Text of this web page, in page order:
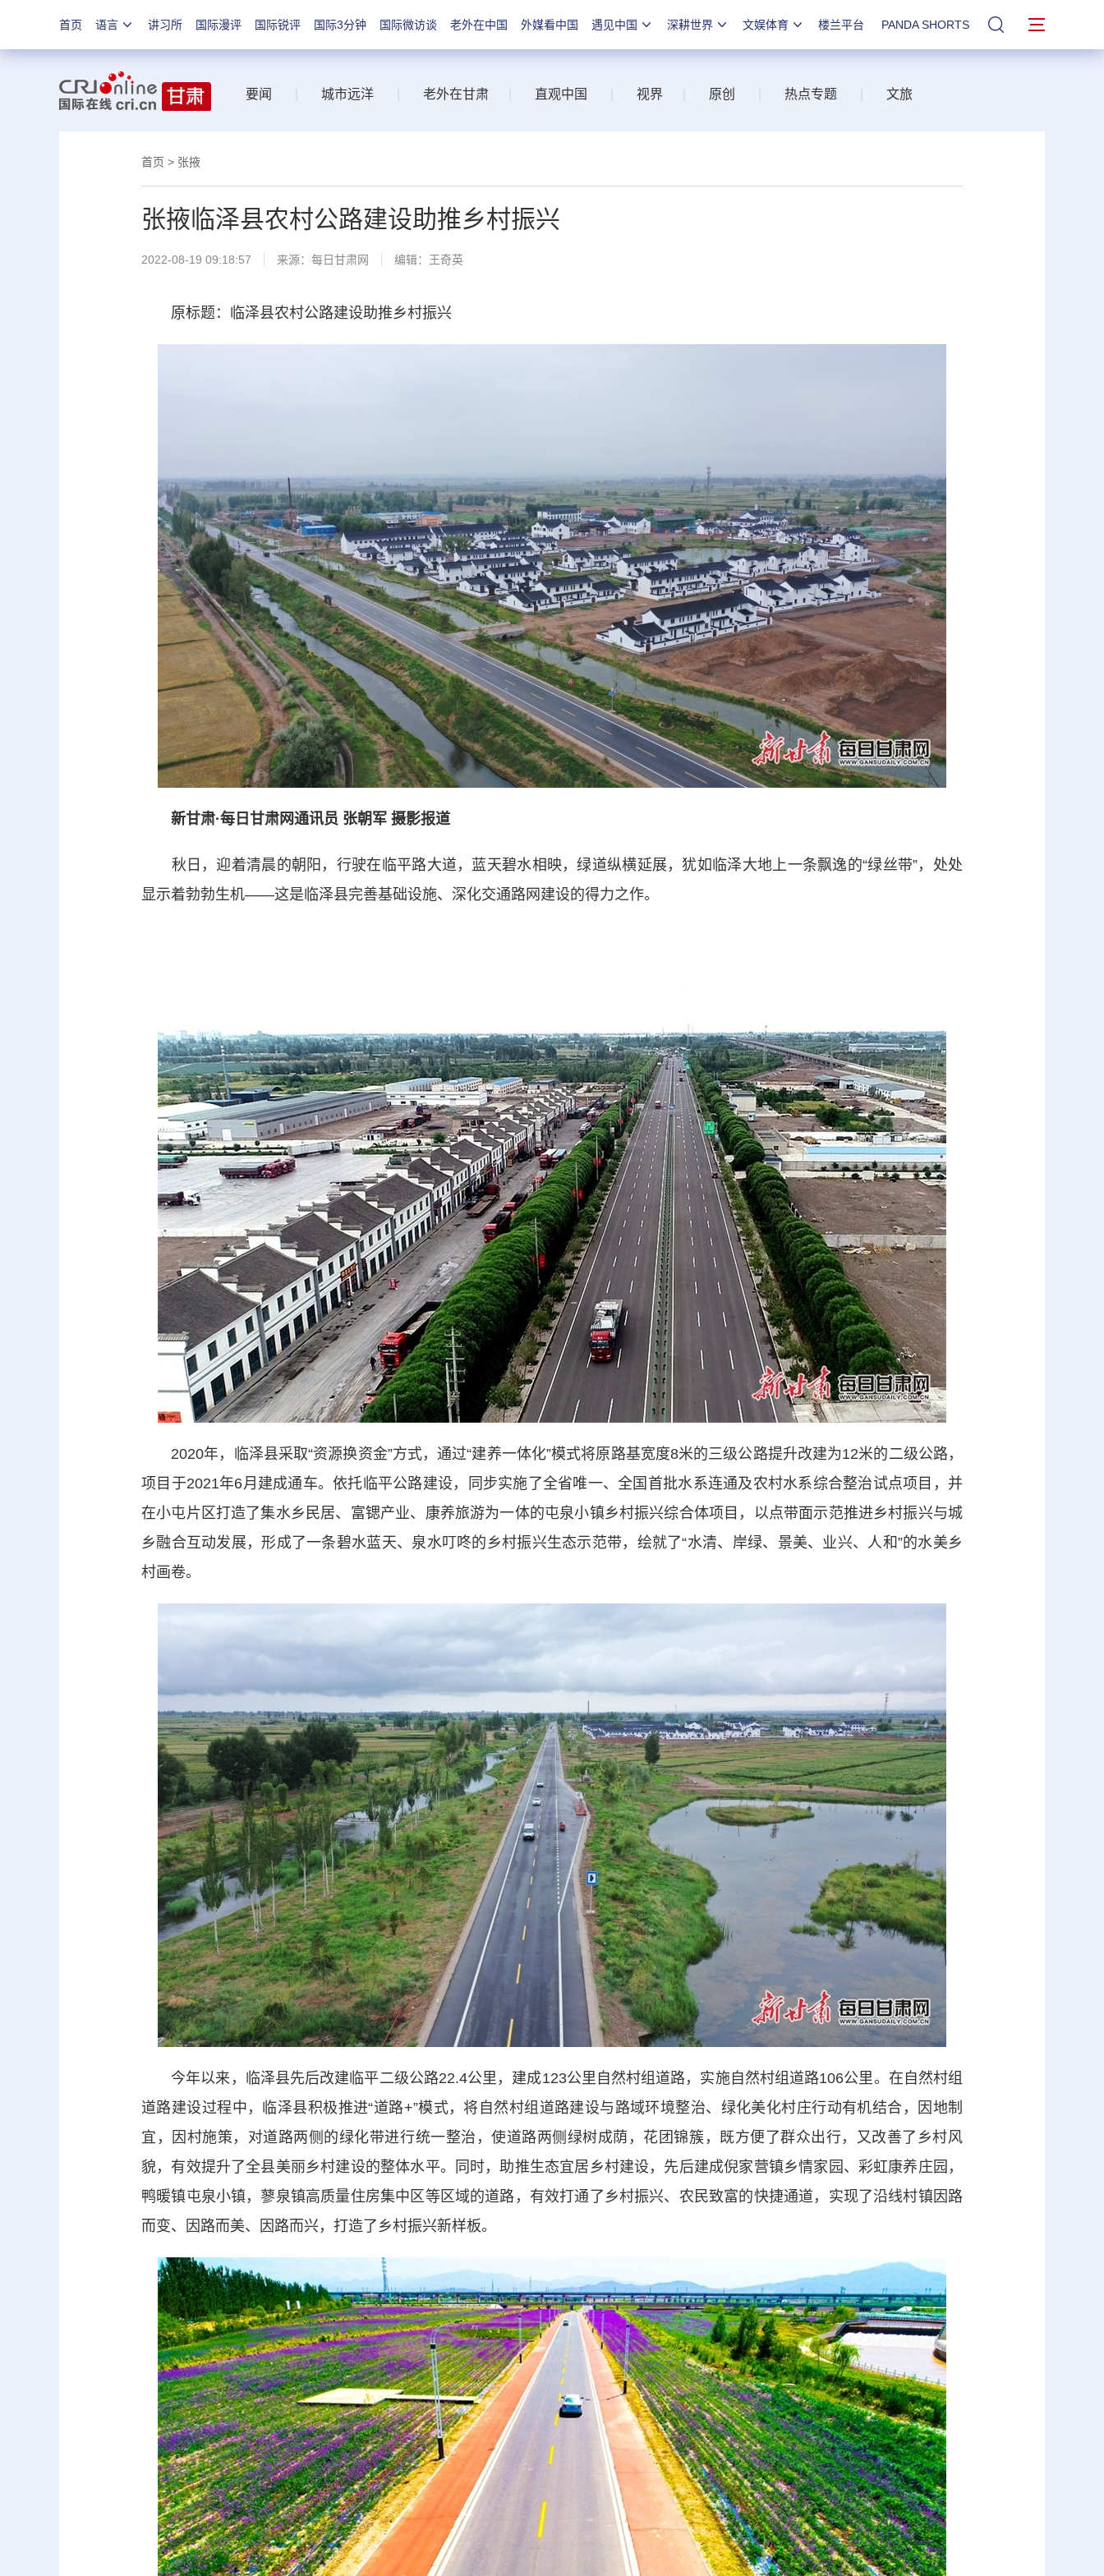
首页 语言 讲习所 国际漫评 国际锐评 国际3分钟 国际微访谈 老外在中国 外媒看中国 遇见中国 深耕世界 文娱体育 楼兰平台 PANDA SHORTS 站内搜索
要闻 城市远洋 老外在甘肃 直观中国 视界 原创 热点专题 文旅
首页 > 张掖
张掖临泽县农村公路建设助推乡村振兴
2022-08-19 09:18:57 来源： 每日甘肃网 编辑：王奇英
原标题：临泽县农村公路建设助推乡村振兴
新甘肃·每日甘肃网通讯员 张朝军 摄影报道
秋日，迎着清晨的朝阳，行驶在临平路大道，蓝天碧水相映，绿道纵横延展，犹如临泽大地上一条飘逸的“绿丝带”，处处
显示着勃勃生机——这是临泽县完善基础设施、深化交通路网建设的得力之作。
2020年，临泽县采取“资源换资金”方式，通过“建养一体化”模式将原路基宽度8米的三级公路提升改建为12米的二级公路，
项目于2021年6月建成通车。依托临平公路建设，同步实施了全省唯一、全国首批水系连通及农村水系综合整治试点项目，并
在小屯片区打造了集水乡民居、富锶产业、康养旅游为一体的屯泉小镇乡村振兴综合体项目，以点带面示范推进乡村振兴与城
乡融合互动发展，形成了一条碧水蓝天、泉水叮咚的乡村振兴生态示范带，绘就了“水清、岸绿、景美、业兴、人和”的水美乡
村画卷。
今年以来，临泽县先后改建临平二级公路22.4公里，建成123公里自然村组道路，实施自然村组道路106公里。在自然村组
道路建设过程中，临泽县积极推进“道路+”模式，将自然村组道路建设与路域环境整治、绿化美化村庄行动有机结合，因地制
宜，因村施策，对道路两侧的绿化带进行统一整治，使道路两侧绿树成荫，花团锦簇，既方便了群众出行，又改善了乡村风
貌，有效提升了全县美丽乡村建设的整体水平。同时，助推生态宜居乡村建设，先后建成倪家营镇乡情家园、彩虹康养庄园，
鸭暖镇屯泉小镇，蓼泉镇高质量住房集中区等区域的道路，有效打通了乡村振兴、农民致富的快捷通道，实现了沿线村镇因路
而变、因路而美、因路而兴，打造了乡村振兴新样板。